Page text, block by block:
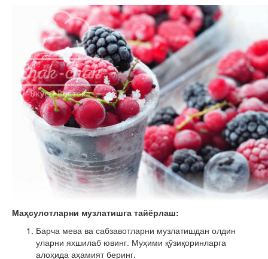
Маҳсулотларни музлатишга тайёрлаш:
Барча мева ва сабзавотларни музлатишдан олдин
уларни яхшилаб ювинг. Муҳими қўзиқоринларга
алоҳида аҳамият беринг.